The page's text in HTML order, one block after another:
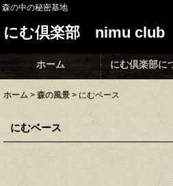
森の中の秘密基地
にむ倶楽部 nimu club
ホーム にむ倶楽部に
ホーム > 森の風景 > にむベース
にむベース